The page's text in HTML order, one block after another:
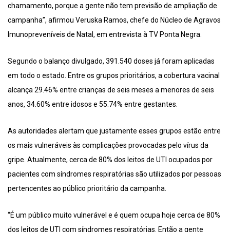
chamamento, porque a gente não tem previsão de ampliação de
campanha”, afirmou Veruska Ramos, chefe do Núcleo de Agravos
Imunopreveníveis de Natal, em entrevista à TV Ponta Negra.
Segundo o balanço divulgado, 391.540 doses já foram aplicadas
em todo o estado. Entre os grupos prioritários, a cobertura vacinal
alcança 29.46% entre crianças de seis meses a menores de seis
anos, 34.60% entre idosos e 55.74% entre gestantes.
As autoridades alertam que justamente esses grupos estão entre
os mais vulneráveis às complicações provocadas pelo vírus da
gripe. Atualmente, cerca de 80% dos leitos de UTI ocupados por
pacientes com síndromes respiratórias são utilizados por pessoas
pertencentes ao público prioritário da campanha.
“É um público muito vulnerável e é quem ocupa hoje cerca de 80%
dos leitos de UTI com síndromes respiratórias. Então a gente